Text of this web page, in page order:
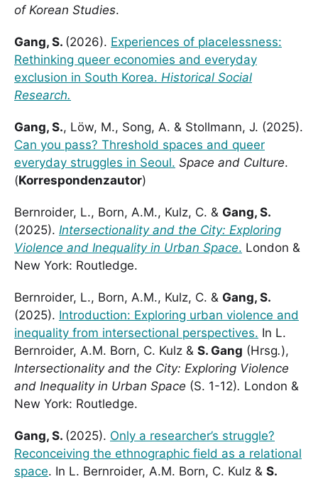
of Korean Studies.
Gang, S. (2026). Experiences of placelessness:
Rethinking queer economies and everyday
exclusion in South Korea. Historical Social
Research.
Gang, S., Löw, M., Song, A. & Stollmann, J. (2025).
Can you pass? Threshold spaces and queer
everyday struggles in Seoul. Space and Culture.
(Korrespondenzautor)
Bernroider, L., Born, A.M., Kulz, C. & Gang, S.
(2025). Intersectionality and the City: Exploring
Violence and Inequality in Urban Space. London &
New York: Routledge.
Bernroider, L., Born, A.M., Kulz, C. & Gang, S.
(2025). Introduction: Exploring urban violence and
inequality from intersectional perspectives. In L.
Bernroider, A.M. Born, C. Kulz & S. Gang (Hrsg.),
Intersectionality and the City: Exploring Violence
and Inequality in Urban Space (S. 1-12). London &
New York: Routledge.
Gang, S. (2025). Only a researcher’s struggle?
Reconceiving the ethnographic field as a relational
space. In L. Bernroider, A.M. Born, C. Kulz & S.